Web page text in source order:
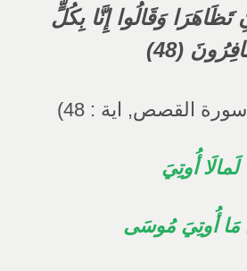
وَقَالُوا إِنَّا بِكُلٍّ
(48)
لَمالَا أُوتِيَ
أُوتِيَ مُوسَى